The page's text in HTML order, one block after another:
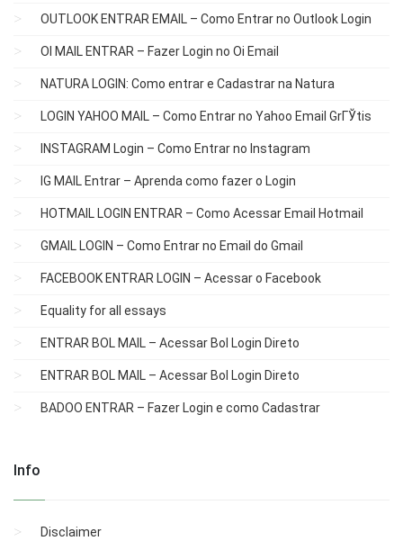
OUTLOOK ENTRAR EMAIL – Como Entrar no Outlook Login
OI MAIL ENTRAR – Fazer Login no Oi Email
NATURA LOGIN: Como entrar e Cadastrar na Natura
LOGIN YAHOO MAIL – Como Entrar no Yahoo Email GrГЎtis
INSTAGRAM Login – Como Entrar no Instagram
IG MAIL Entrar – Aprenda como fazer o Login
HOTMAIL LOGIN ENTRAR – Como Acessar Email Hotmail
GMAIL LOGIN – Como Entrar no Email do Gmail
FACEBOOK ENTRAR LOGIN – Acessar o Facebook
Equality for all essays
ENTRAR BOL MAIL – Acessar Bol Login Direto
ENTRAR BOL MAIL – Acessar Bol Login Direto
BADOO ENTRAR – Fazer Login e como Cadastrar
Info
Disclaimer